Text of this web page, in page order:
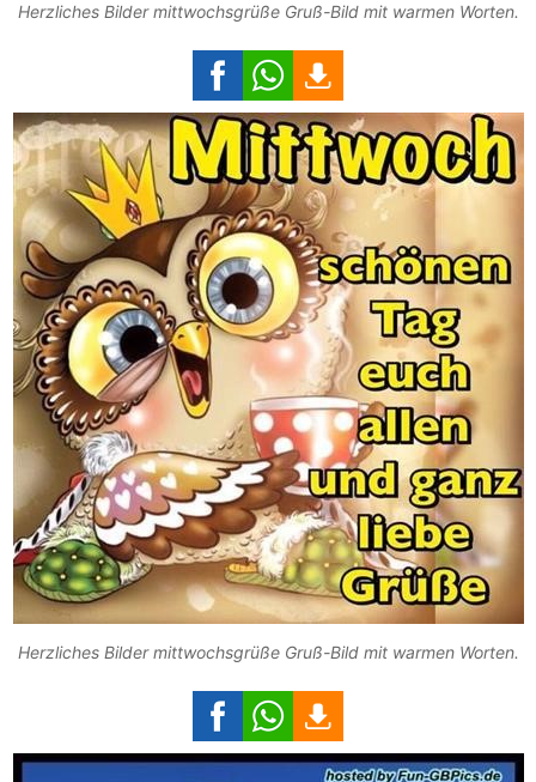
Herzliches Bilder mittwochsgrüße Gruß-Bild mit warmen Worten.
Herzliches Bilder mittwochsgrüße Gruß-Bild mit warmen Worten.